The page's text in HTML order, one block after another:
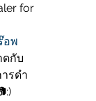
for
อพ
ดกับ
รดำ